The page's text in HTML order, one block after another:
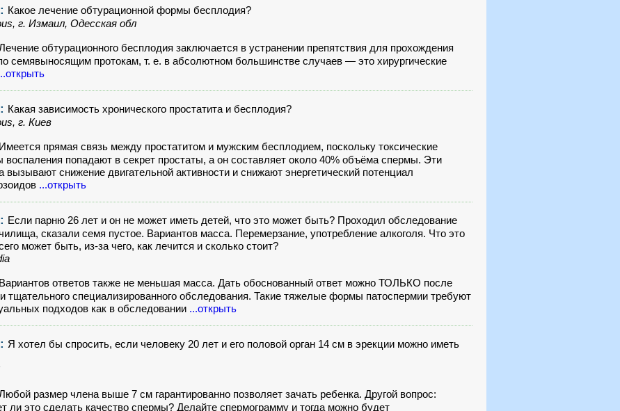
Какое лечение обтурационной формы бесплодия?
г. Измаил, Одесская обл
обтурационного бесплодия заключается в устранении препятствия для прохождения
семявыносящим протокам, т. е. в абсолютном большинстве случаев — это хирургические
Какая зависимость хронического простатита и бесплодия?
г. Киев
Имеется прямая связь между простатитом и мужским бесплодием, поскольку токсические
воспаления попадают в секрет простаты, а он составляет около 40% объёма спермы. Эти
вызывают снижение двигательной активности и снижают энергетический потенциал
...открыть
Если парню 26 лет и он не может иметь детей, что это может быть? Проходил обследование
сказали семя пустое. Вариантов масса. Перемерзание, употребление алкоголя. Что это
может быть, из-за чего, как лечится и сколько стоит?
Вариантов ответов также не меньшая масса. Дать обоснованный ответ можно ТОЛЬКО после
тщательного специализированного обследования. Такие тяжелые формы патоспермии требуют
подходов как в обследовании ...открыть
Я хотел бы спросить, если человеку 20 лет и его половой орган 14 см в эрекции можно иметь
размер члена выше 7 см гарантированно позволяет зачать ребенка. Другой вопрос:
ли это сделать качество спермы? Делайте спермограмму и тогда можно будет